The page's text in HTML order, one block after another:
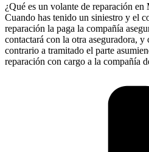
¿Qué es un volante de reparación en
Cuando has tenido un siniestro y el
reparación la paga la compañía
contactará con la otra aseguradora,
contrario a tramitado el parte
reparación con cargo a la compañía